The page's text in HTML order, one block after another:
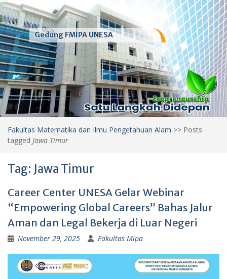
Gedung FMIPA UNESA
Fakultas Matematika dan Ilmu Pengetahuan Alam >> Posts
tagged Jawa Timur
Tag: Jawa Timur
Career Center UNESA Gelar Webinar
“Empowering Global Careers” Bahas Jalur
Aman dan Legal Bekerja di Luar Negeri
November 29, 2025 Fakultas Mipa